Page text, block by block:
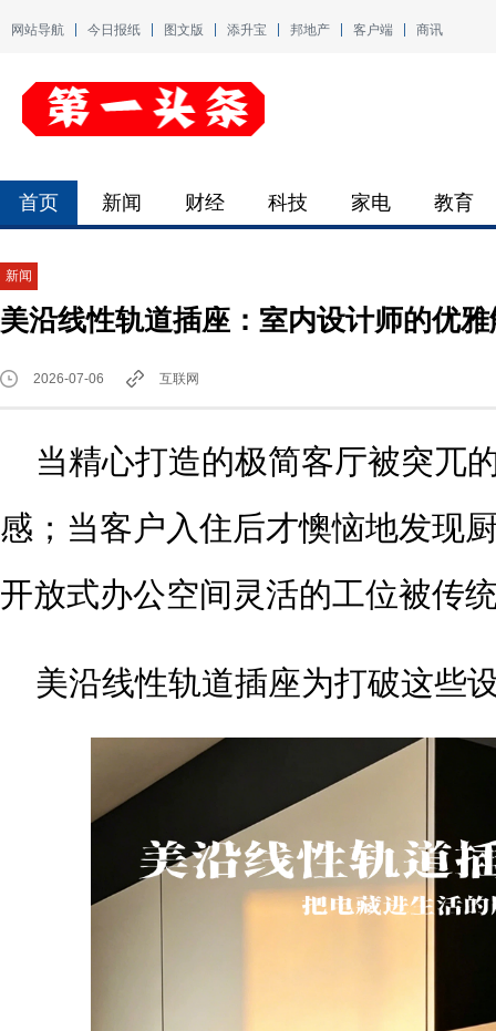
网站导航 今日报纸 图文版 添升宝 邦地产 客户端 商讯
首页 新闻 财经 科技 家电 教育
新闻
美沿线性轨道插座：室内设计师的优
2026-07-06 互联网
当精心打造的极简客厅被突兀
感；当客户入住后才懊恼地发现
开放式办公空间灵活的工位被传
美沿线性轨道插座为打破这些